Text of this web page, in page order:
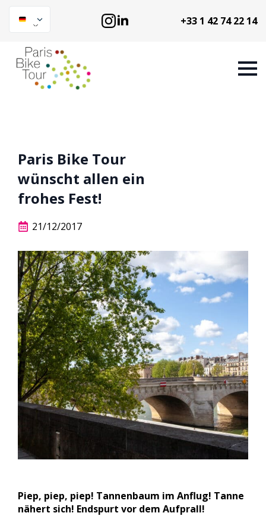
+33 1 42 74 22 14
Paris Bike Tour
wünscht allen ein
frohes Fest!
21/12/2017
Piep, piep, piep! Tannenbaum im Anflug! Tanne
nähert sich! Endspurt vor dem Aufprall!